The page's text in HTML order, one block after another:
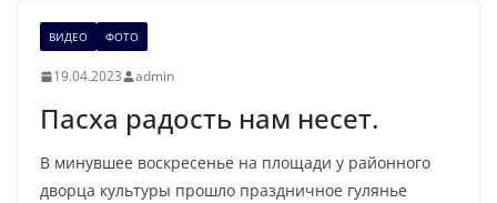
ВИДЕО ФОТО
19.04.2023 admin
Пасха радость нам несет.
В минувшее воскресенье на площади у районного
дворца культуры прошло праздничное гулянье